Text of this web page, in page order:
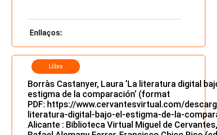
Enllaços:
Llibre
Borràs Castanyer, Laura ’La literatura digital
estigma de la comparación’ (format
PDF: https://www.cervantesvirtual.com/
literatura-digital-bajo-el-estigma-de-la-
Alicante : Biblioteca Virtual Miguel de